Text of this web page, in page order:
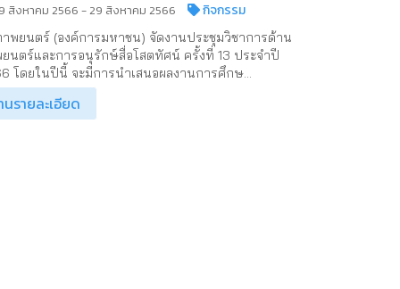
สิงหาคม 2566 - 29 สิงหาคม 2566 กิจกรรม
พยนตร์ (องค์การมหาชน) จัดงานประชุมวิชาการด้าน
นตร์และการอนุรักษ์สื่อโสตทัศน์ ครั้งที่ 13 ประจำปี
โดยในปีนี้ จะมีการนำเสนอผลงานการศึกษ...
นรายละเอียด